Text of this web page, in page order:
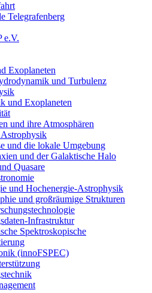
Telegrafenberg
e.V.
Exoplaneten
und Turbulenz
und Exoplaneten
und ihre Atmosphären
und die lokale Umgebung
und der Galaktische Halo
Quasare
und Hochenergie-Astrophysik
und großräumige Strukturen
Infrastruktur
Spektroskopische
(innoFSPEC)